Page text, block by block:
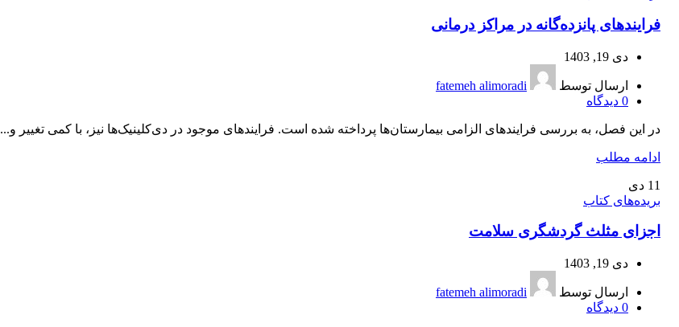
فرایندهای پانزده‌گانه در مراکز درمانی
دی 19, 1403
ارسال توسط
fatemeh alimoradi
0 دیدگاه
در این فصل، به بررسی فرایندهای الزامی بیمارستان‌ها پرداخته شده است. فرایندهای موجود در دی‌کلینیک‌ها نیز، با کمی تغییر و...
ادامه مطلب
11 دی
بریده‌های کتاب
اجزای مثلث گردشگری سلامت
دی 19, 1403
ارسال توسط
fatemeh alimoradi
0 دیدگاه